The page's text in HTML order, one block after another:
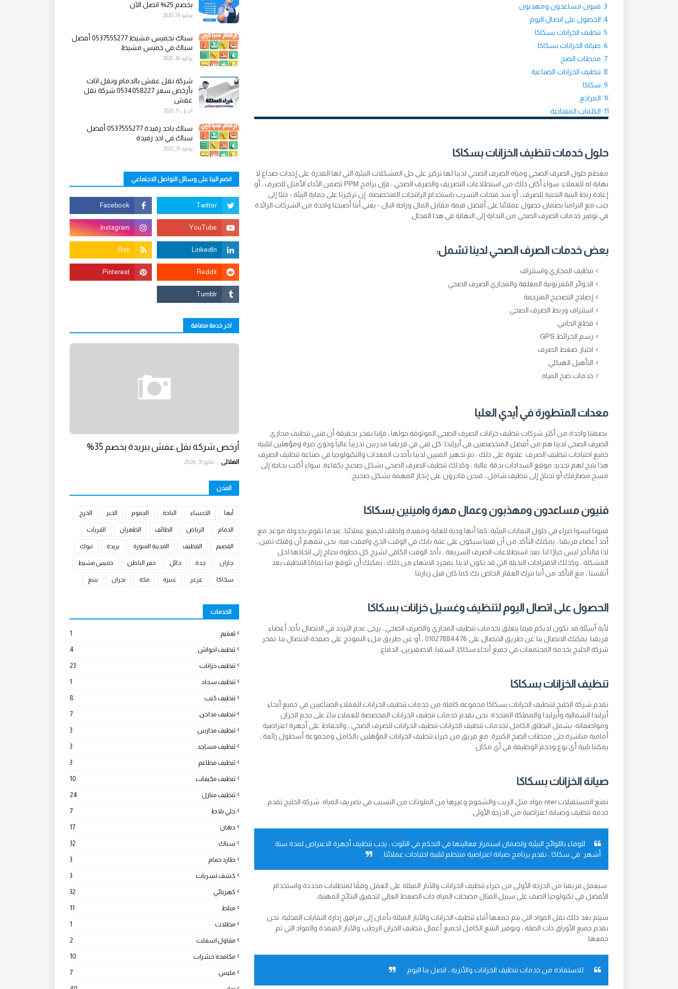
فنيون مساعدون ومهذبون
الحصول على اتصال اليوم
تنظيف الخزانات بسكاكا
صيانة الخزانات بسكاكا
محطات الضخ
تنظيف الخزانات الصناعية
سكاكا
المراجع
الكلمات المفتاحية
حلول خدمات تنظيف الخزانات بسكاكا
معظم حلول الصرف الصحي ومياه الصرف الصحي لدينا لها تركيز على حل المشكلات البيئية التي لها القدرة على إحداث صداع لا
نهاية له للعملاء. سواء أكان ذلك من استطلاعات التصريف والصرف الصحي ، فإن برامج PPM تضمن الأداء الأمثل للصرف ، أو
إعادة ربط البنية التحتية للصرف ، أو سد فتحات التسرب باستخدام الراتنجات المتخصصة. إن تركيزنا على حماية البيئة - جنبًا إلى
جنب مع التزامنا بضمان حصول عملائنا على أفضل قيمة مقابل المال وراحة البال - يعني أننا أصبحنا واحدة من الشركات الرائدة
في توفير خدمات الصرف الصحي من البداية إلى النهاية في هذا المجال.
بعض خدمات الصرف الصحي لدينا تشمل:
تنظيف المجاري واستنزاف
الدوائر التلفزيونية المغلقة والمجاري الصرف الصحي
إصلاح التصحيح المترجمة
استنزاف وربط الصرف الصحي
قطع الجانبي
رسم الخرائط GPS
اختبار ضغط الصرف
التأهيل الهيكلي
خدمات ضخ المياه
معدات المتطورة في أيدي العليا
بصفتنا واحدة من أكثر شركات تنظيف خزانات الصرف الصحي الموثوقة حولها ، فإننا نفخر بحقيقة أن فنيي تنظيف مجاري
الصرف الصحي لدينا هم من أفضل المتخصصين في أيرلندا. كل فني في فريقنا مدربين تدريباً عالياً وذوي خبرة ومؤهلين لتلبية
جميع احتياجات تنظيف الصرف. علاوة على ذلك ، تم تجهيز الفنيين لدينا بأحدث المعدات والتكنولوجيا في صناعة تنظيف الصرف.
هذا يتيح لهم تحديد موقع السدادات بدقة عالية ، وكذلك تنظيف الصرف الصحي بشكل صحيح بكفاءة. سواء أكنت بحاجة إلى
مسح مصارفك أو تحتاج إلى تنظيف شامل ، فنحن قادرون على إنجاز المهمة بشكل صحيح.
فنيون مساعدون ومهذبون وعمال مهرة وامينين بسكاكا
فنيونا ليسوا خبراء في حلول النفايات البيئية. كما أنها ودية للغاية ومفيدة ولطف لجميع عملائنا. عندما تقوم بجدولة موعد مع
أحد أعضاء فريقنا ، يمكنك التأكد من أن فنينا سيكون على عتبة بابك في الوقت الذي وافقت فيه. نحن نتفهم أن وقتك ثمين ،
لذا فالتأخر ليس خيارًا لنا. بعد استطلاعات الصرف السريعة ، نأخذ الوقت الكافي لشرح كل خطوة نحتاج إلى اتخاذها لحل
المشكلة ، وكذلك الاقتراحات البديلة التي قد تكون لدينا. بمجرد الانتهاء من ذلك ، يمكنك أن تتوقع منا تمامًا التنظيف بعد
أنفسنا ، مع التأكد من أننا نترك العقار الخاص بك كما كان قبل زيارتنا.
الحصول على اتصال اليوم لتنظيف وغسيل خزانات بسكاكا
لأية أسئلة قد تكون لديكم فيما يتعلق بخدمات تنظيف المجاري والصرف الصحي ، يرجى عدم التردد في الاتصال بأحد أعضاء
فريقنا. يمكنك الاتصال بنا عن طريق الاتصال على 01027884476 ، أو عن طريق ملء النموذج على صفحة الاتصال بنا. تفخر
شركة الخليج بخدمة المجتمعات في جميع أنحاء سكاكا، السقيا، الاصفيرين، الدفاع.
تنظيف الخزانات بسكاكا
تقدم شركة الخليج لتنظيف الخزانات بسكاكا مجموعة كاملة من خدمات تنظيف الخزانات للعملاء الصناعيين في جميع أنحاء
أيرلندا الشمالية وأيرلندا والمملكة المتحدة. نحن نقدم خدمات تنظيف الخزانات المخصصة للعملاء بناءً على حجم الخزان
ومواصفاته. يشمل النطاق الكامل لخدمات تنظيف الخزانات تنظيف الخزانات للصرف الصحي ، والحفاظ على أجهزة اعتراضية
أمامية مباشرة حتى محطات الضخ الكبيرة. مع فريق من خبراء تنظيف الخزانات المؤهلين بالكامل ومجموعة أسطول رائعة ،
يمكننا تلبية أي نوع وحجم الوظيفة في أي مكان.
صيانة الخزانات بسكاكا
تمنع المستقبِلات nter مواد مثل الزيت والشحوم وغيرها من الملوثات من التسبب في تصريف المياه. شركة الخليج تقدم
خدمة تنظيف وصيانة اعتراضية من الدرجة الأولى.
للوفاء باللوائح البيئية ولضمان استمرار فعاليتها في التحكم في التلوث ، يجب تنظيف أجهزة الاعتراض لمدة ستة
أشهر. في سكاكا ، نقدم برنامج صيانة اعتراضية منتظم لتلبية احتياجات عملائنا.
سيعمل فريقنا من الدرجة الأولى من خبراء تنظيف الخزانات والآبار المبللة على العمل وفقًا لمتطلبات محددة واستخدام
الأفضل في تكنولوجيا الصف على سبيل المثال مضخات المياه ذات الضغط العالي لتحقيق النتائج المهنية.
سيتم بعد ذلك نقل المواد التي يتم جمعها أثناء تنظيف الخزانات والآبار المبللة بأمان إلى مرافق إدارة النفايات المحلية. نحن
نقدم جميع الأوراق ذات الصلة ، وتوفير التتبع الكامل لجميع أعمال تنظيف الخزان الرطب والآبار المنفذة والمواد التي تم
جمعها.
للاستفادة من خدمات تنظيف الخزانات والأتربة ، اتصل بنا اليوم.
بخصم 25% اتصل الآن
يوليو 24, 2020
سباك بخميس مشيط 0537555277 أفضل
سباك في خميس مشيط
يوليو 30, 2020
شركة نقل عفش بالدمام ونقل اثاث
بأرخص سعر 0534058227 شركة نقل
عفش
أبريل 11, 2020
سباك باحد رفيدة 0537555277 أفضل
سباك في احد رفيدة
يوليو 31, 2022
انضم الينا على وسائل التواصل الاجتماعي
اخر خدمة مضافة
أرخص شركة نقل عفش ببريدة بخصم 35%
الهلالي - مايو 31, 2026
المدن
أبها الاحساء الباحة الجموم الخبر الخرج
الدمام الرياض الطائف الظهران القريات
القصيم القطيف المدينة المنورة بريدة تبوك
جازان جدة حائل حفر الباطن خميس مشيط
سكاكا عرعر عنيزة مكة نجران ينبع
الخدمات
تعقيم 1
تنظيف احواش 4
تنظيف خزانات 23
تنظيف سجاد 1
تنظيف كنب 8
تنظيف مداخن 7
تنظيف مدارس 3
تنظيف مساجد 3
تنظيف مطاعم 3
تنظيف مكيفات 10
تنظيف منازل 24
جلي بلاط 7
دهان 17
سباك 32
طارد حمام 3
كشف تسربات 3
كهربائي 32
مبلط 11
مظلات 1
مقاول اسفلت 2
مكافحة حشرات 10
مليس 7